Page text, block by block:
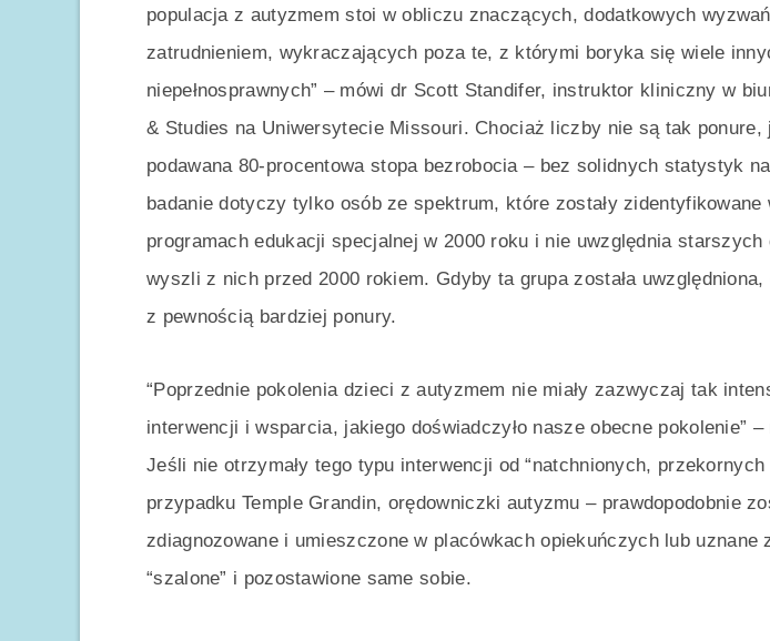
populacja z autyzmem stoi w obliczu znaczących, dodatkowych
zatrudnieniem, wykraczających poza te, z którymi boryka się wiele
niepełnosprawnych” – mówi dr Scott Standifer, instruktor kliniczny w
& Studies na Uniwersytecie Missouri. Chociaż liczby nie są tak ponure,
podawana 80-procentowa stopa bezrobocia – bez solidnych statystyk
badanie dotyczy tylko osób ze spektrum, które zostały zidentyfikowane
programach edukacji specjalnej w 2000 roku i nie uwzględnia starszych
wyszli z nich przed 2000 rokiem. Gdyby ta grupa została
z pewnością bardziej ponury.
“Poprzednie pokolenia dzieci z autyzmem nie miały zazwyczaj tak
interwencji i wsparcia, jakiego doświadczyło nasze obecne pokolenie” –
Jeśli nie otrzymały tego typu interwencji od “natchnionych,
przypadku Temple Grandin, orędowniczki autyzmu – prawdopodobnie
zdiagnozowane i umieszczone w placówkach opiekuńczych lub uznane
“szalone” i pozostawione same sobie.